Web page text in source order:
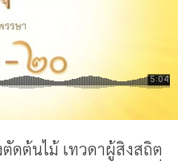
ดต้นไม้ เทวดาผู้สิงสถิต